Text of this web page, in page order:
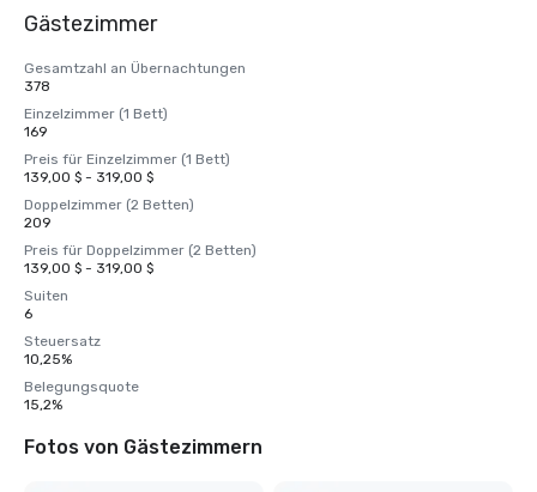
Gästezimmer
Gesamtzahl an Übernachtungen
378
Einzelzimmer (1 Bett)
169
Preis für Einzelzimmer (1 Bett)
139,00 $ - 319,00 $
Doppelzimmer (2 Betten)
209
Preis für Doppelzimmer (2 Betten)
139,00 $ - 319,00 $
Suiten
6
Steuersatz
10,25%
Belegungsquote
15,2%
Fotos von Gästezimmern